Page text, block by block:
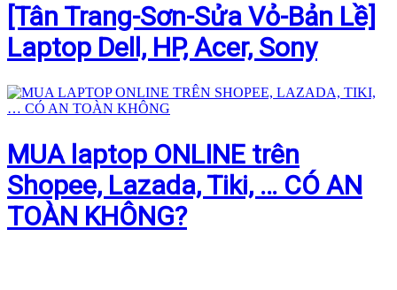
[Tân Trang-Sơn-Sửa Vỏ-Bản Lề]
Laptop Dell, HP, Acer, Sony
MUA laptop ONLINE trên
Shopee, Lazada, Tiki, … CÓ AN
TOÀN KHÔNG?